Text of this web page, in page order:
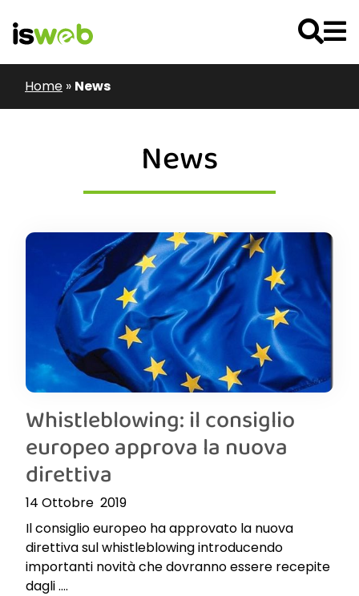
Home » News
News
Whistleblowing: il consiglio
europeo approva la nuova
direttiva
14 Ottobre 2019
Il consiglio europeo ha approvato la nuova
direttiva sul whistleblowing introducendo
importanti novità che dovranno essere recepite
dagli ....